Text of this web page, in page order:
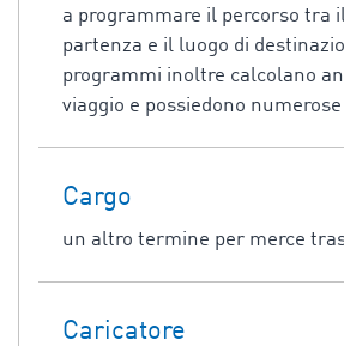
a programmare il percorso tra
partenza e il luogo di
programmi inoltre calcolano
viaggio e possiedono
Cargo
un altro termine per merce
Caricatore